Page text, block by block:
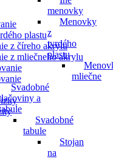
menovky
Menovky
z
tvrdého
plastu
mliečne
Svadobné
a
Svadobné
tabule
Stojan
na
plastu
z číreho akrylu
z mliečneho akrylu